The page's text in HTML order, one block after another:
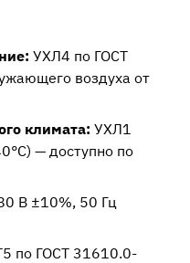
УХЛ4 по ГОСТ
воздуха от
климата: УХЛ1
— доступно по
В ±10%, 50 Гц
по ГОСТ 31610.0-